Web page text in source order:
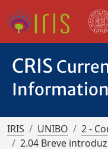
CRIS
IRIS UNIBO
2 -
2.04 Breve